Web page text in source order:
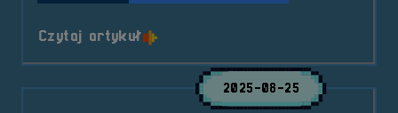
Czytaj artykuło tytule Turniej &#8211; CS2 5v5
2025-08-25